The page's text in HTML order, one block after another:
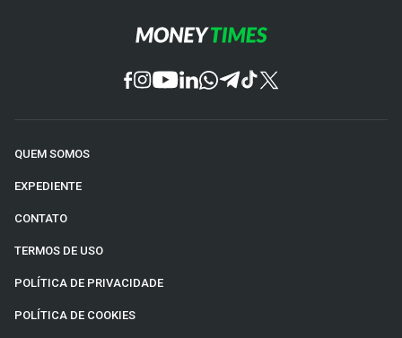
QUEM SOMOS
EXPEDIENTE
CONTATO
TERMOS DE USO
POLÍTICA DE PRIVACIDADE
POLÍTICA DE COOKIES